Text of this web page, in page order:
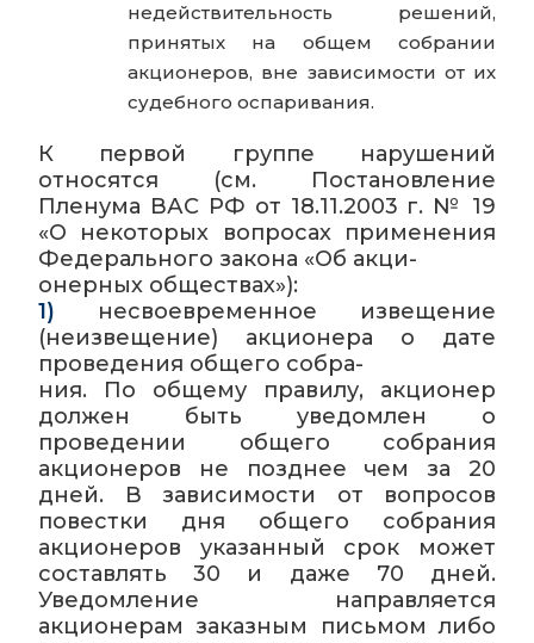
недействительность решений,
принятых на общем собрании
акционеров, вне зависимости от их
судебного оспаривания.
К первой группе нарушений
относятся (см. Постановление
Пленума ВАС РФ от 18.11.2003 г. № 19
«О некоторых вопросах применения
Федерального закона «Об акци-
онерных обществах»):
1) несвоевременное извещение
(неизвещение) акционера о дате
проведения общего собра-
ния. По общему правилу, акционер
должен быть уведомлен о
проведении общего собрания
акционеров не позднее чем за 20
дней. В зависимости от вопросов
повестки дня общего собрания
акционеров указанный срок может
составлять 30 и даже 70 дней.
Уведомление направляется
акционерам заказным письмом либо